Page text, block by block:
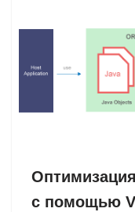
с помощью